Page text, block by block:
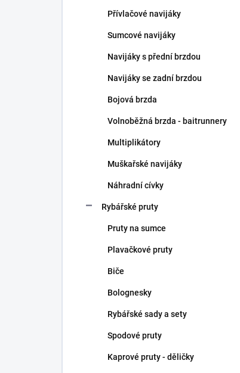
Přívlačové navijáky
Sumcové navijáky
Navijáky s přední brzdou
Navijáky se zadní brzdou
Bojová brzda
Volnoběžná brzda - baitrunnery
Multiplikátory
Muškařské navijáky
Náhradní cívky
Rybářské pruty
Pruty na sumce
Plavačkové pruty
Biče
Bolognesky
Rybářské sady a sety
Spodové pruty
Kaprové pruty - děličky